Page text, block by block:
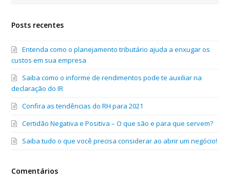
Posts recentes
Entenda como o planejamento tributário ajuda a enxugar os
custos em sua empresa
Saiba como o informe de rendimentos pode te auxiliar na
declaração do IR
Confira as tendências do RH para 2021
Certidão Negativa e Positiva – O que são e para que servem?
Saiba tudo o que você precisa considerar ao abrir um negócio!
Comentários